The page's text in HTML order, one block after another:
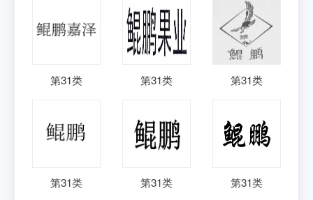
第31类 第31类 第31类
第31类 第31类 第31类